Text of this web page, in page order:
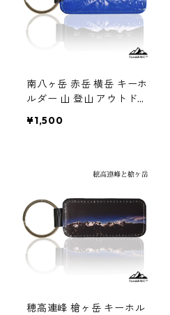
南八ヶ岳 赤岳 横岳 キーホ
ルダー 山 登山 アウトドア
¥1,500
穂高連峰 槍ヶ岳 キーホル